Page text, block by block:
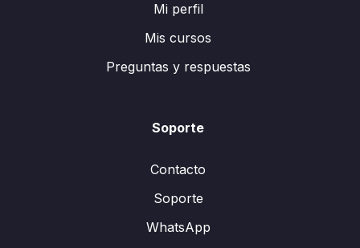
Mi perfil
Mis cursos
Preguntas y respuestas
Soporte
Contacto
Soporte
WhatsApp